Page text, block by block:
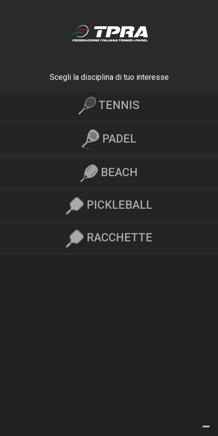
Scegli la disciplina di tuo interesse
TENNIS
PADEL
BEACH
PICKLEBALL
RACCHETTE